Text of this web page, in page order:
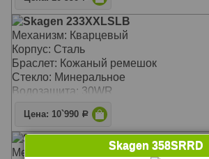
Skagen 233XXLSLB
Механизм: Кварцевый
Корпус: Сталь
Браслет: Кожаный ремешок
Стекло: Минеральное
Водозащита: 30WR
Цена: 10`990 Р
Skagen 233XLTTM
Механизм: Кварцевый
Skagen 358SRRD